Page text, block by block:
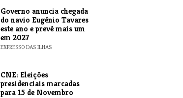
Governo anuncia chegada
do navio Eugénio Tavares
este ano e prevê mais um
em 2027
EXPRESSO DAS ILHAS
CNE: Eleições
presidenciais marcadas
para 15 de Novembro